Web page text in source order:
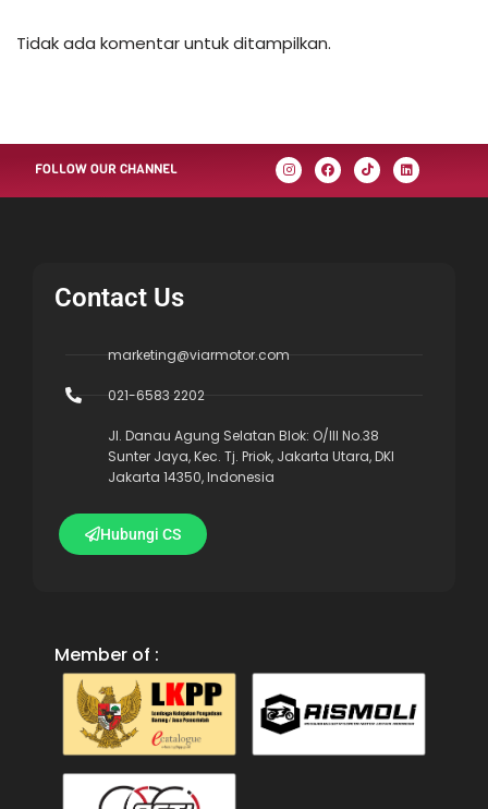
Tidak ada komentar untuk ditampilkan.
FOLLOW OUR CHANNEL
Contact Us
marketing@viarmotor.com
021-6583 2202
Jl. Danau Agung Selatan Blok: O/III No.38
Sunter Jaya, Kec. Tj. Priok, Jakarta Utara, DKI
Jakarta 14350, Indonesia
Hubungi CS
Member of :